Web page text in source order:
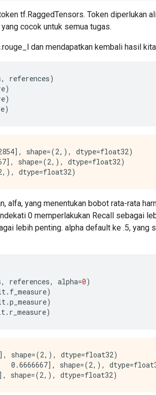
tf.RaggedTensors. Token diperlukan
cocok untuk semua tugas.
dan mendapatkan kembali hasil
, references)
)
)
)
shape=(2,), dtype=float32)
shape=(2,), dtype=float32)
alfa, yang menentukan bobot rata-rata
0 memperlakukan Recall sebagai
lebih penting. alpha default ke .5, yang
, references, alpha=0)
. f_measure)
.p_measure)
. r_measure)
shape=(2,), dtype=float32)
shape=(2,),